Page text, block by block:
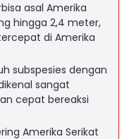
asal Amerika
hingga 2,4 meter,
di Amerika
subspesies dengan
sangat
cepat bereaksi
Amerika Serikat